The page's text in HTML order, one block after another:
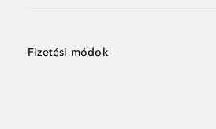
Fizetési módok